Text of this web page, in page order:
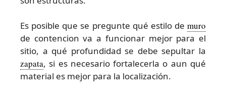
Es posible que se pregunte qué estilo de muro
de contencion va a funcionar mejor para el
sitio, a qué profundidad se debe sepultar la
zapata, si es necesario fortalecerla o aun qué
material es mejor para la localización.